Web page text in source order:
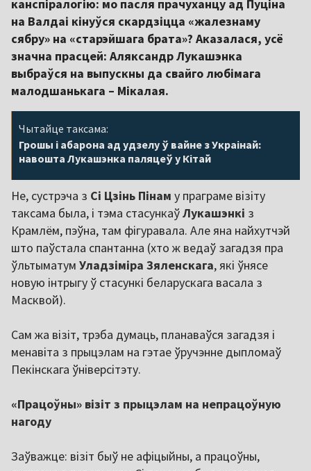
канспіралогію: мо пасля прачуханцу ад Пуціна
на Валдаі кінуўся скардзіцца «жалезнаму
сябру» на «старэйшага брата»? Аказалася, усё
значна прасцей: Аляксандр Лукашэнка
выбраўся на выпускны да свайго любімага
малодшанькага – Мікалая.
Чытайце таксама:
Грошы і абарона ад удзелу ў вайне з Украінай:
навошта Лукашэнка паляцеў у Кітай
Не, сустрэча з Сі Цзінь Пінам у праграме візіту
таксама была, і тэма стасункаўЛукашэнкі з
Крамлём, пэўна, там фігуравала. Але яна найхутчэй
што паўстала спантанна (хто ж ведаў загадзя пра
ўльтыматум Уладзіміра Зяленскага, які ўнясе
новую інтрыгу ў стасункі беларускага васала з
Масквой).
Сам жа візіт, трэба думаць, планаваўся загадзя і
менавіта з прыцэлам на гэтае ўручэнне дыпломаў
Пекінскага ўніверсітэту.
«Працоўны» візіт з прыцэлам на непрацоўную
нагоду
Заўважце: візіт быў не афіцыйны, а працоўны,